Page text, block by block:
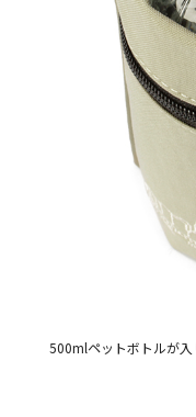
500mlペットボトルが入